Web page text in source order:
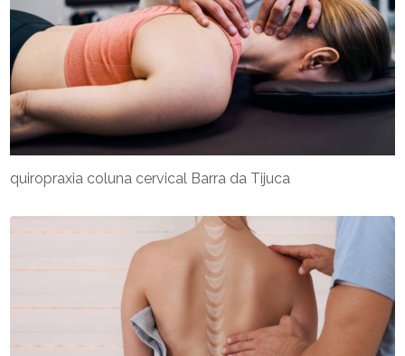
quiropraxia coluna cervical Barra da Tijuca